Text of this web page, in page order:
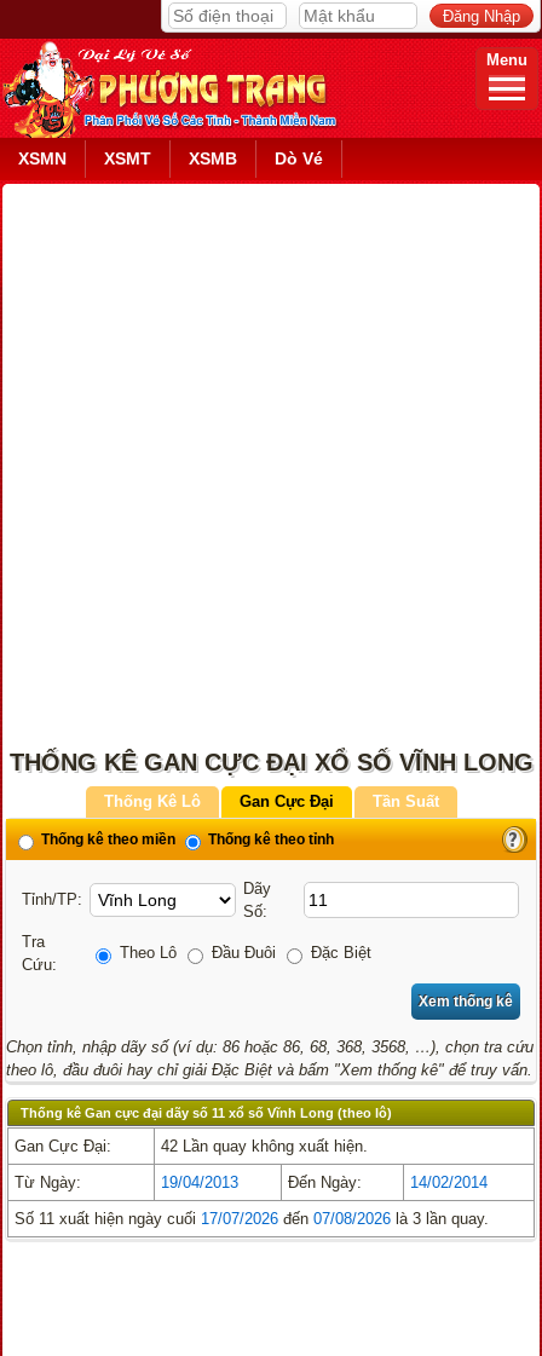
Menu
XSMN XSMT XSMB Dò Vé
THỐNG KÊ GAN CỰC ĐẠI XỔ SỐ VĨNH LONG
Thống Kê Lô Gan Cực Đại Tần Suất
Thống kê theo miền Thống kê theo tỉnh
Tỉnh/TP:
Dãy
Số:
Tra
Cứu:
Theo Lô Đầu Đuôi Đặc Biệt
Chọn tỉnh, nhập dãy số (ví dụ: 86 hoặc 86, 68, 368, 3568, …), chọn tra cứu
theo lô, đầu đuôi hay chỉ giải Đặc Biệt và bấm "Xem thống kê" để truy vấn.
Thống kê Gan cực đại dãy số 11 xổ số Vĩnh Long (theo lô)
Gan Cực Đại:
42 Lần quay không xuất hiện.
Từ Ngày:
19/04/2013 Đến Ngày:
14/02/2014
Số 11 xuất hiện ngày cuối 17/07/2026 đến 07/08/2026 là 3 lần quay.